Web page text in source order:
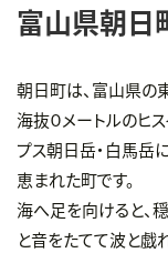
富山県朝日
朝日町は、富山県の
海抜０メートルのヒ
プス朝日岳・白馬岳
恵まれた町です。
海へ足を向けると、
と音をたてて波と戯